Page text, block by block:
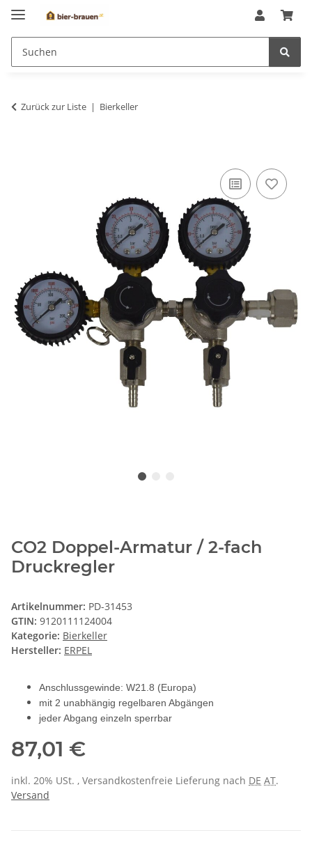
Zurück zur Liste Bierkeller
CO2 Doppel-Armatur / 2-fach
Druckregler
Artikelnummer: PD-31453
GTIN: 9120111124004
Kategorie: Bierkeller
Hersteller: ERPEL
Anschlussgewinde: W21.8 (Europa)
mit 2 unabhängig regelbaren Abgängen
jeder Abgang einzeln sperrbar
87,01 €
inkl. 20% USt. , Versandkostenfreie Lieferung nach DE AT.
Versand